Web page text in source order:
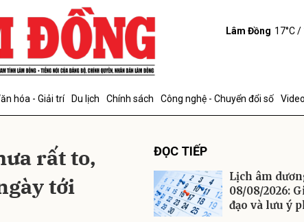
Lâm Đồng 17°C/
hóa - Giải trí Du lịch Chính sách Công nghệ - Chuyển đổi số Video
rất to,
tới
ĐỌC TIẾP
Lịch âm
08/08/2026:
đạo và lưu ý